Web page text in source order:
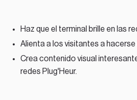
Haz que el terminal brille en las
Alienta a los visitantes a
Crea contenido visual
redes Plug'Heur.